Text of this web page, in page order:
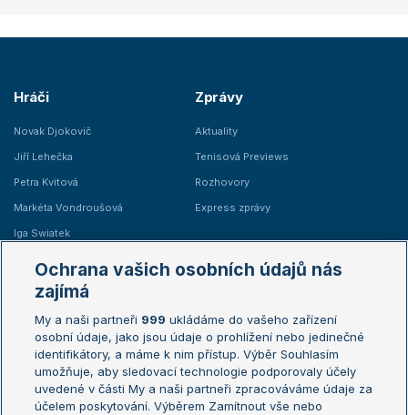
Hráči
Novak Djokovič
Jiří Lehečka
Petra Kvitová
Markéta Vondroušová
Iga Swiatek
Zprávy
Aktuality
Tenisová Previews
Rozhovory
Express zprávy
Žebříčky
Žebříček ATP (muži)
Žebříček WTA (ženy)
Sázkařský žebříček
Australian Open
French Open
Wimbledon
US Open
Ochrana vašich osobních údajů nás
zajímá
My a naši partneři 999 ukládáme do vašeho zařízení
osobní údaje, jako jsou údaje o prohlížení nebo jedinečné
identifikátory, a máme k nim přístup. Výběr Souhlasím
umožňuje, aby sledovací technologie podporovaly účely
uvedené v části My a naši partneři zpracováváme údaje za
účelem poskytování. Výběrem Zamítnout vše nebo